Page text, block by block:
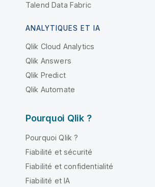
Talend Data Fabric
ANALYTIQUES ET IA
Qlik Cloud Analytics
Qlik Answers
Qlik Predict
Qlik Automate
Pourquoi Qlik ?
Pourquoi Qlik ?
Fiabilité et sécurité
Fiabilité et confidentialité
Fiabilité et IA